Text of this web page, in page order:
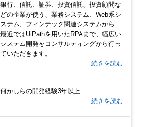
銀行、信託、証券、投資信託、投資顧問な
どの企業が使う、業務システム、Web系シ
ステム、フィンテック関連システムから
最近ではUiPathを用いたRPAまで、幅広い
システム開発をコンサルティングから行っ
ていただきます。
…続きを読む
何かしらの開発経験3年以上
…続きを読む